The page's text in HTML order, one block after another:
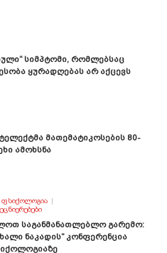
Სიმპტომი, Რომლებსაც
Ყურადღებას Არ Აქცევს
Მათემატიკოსების 80-
Ამოხსნა
ᲤᲡᲘᲥᲝᲚᲝᲒᲘᲐ
Საგანმანათლებლო Გარემო:
Ნაკადის“ Კონფერენცია